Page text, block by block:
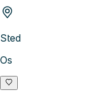
Sted
Os